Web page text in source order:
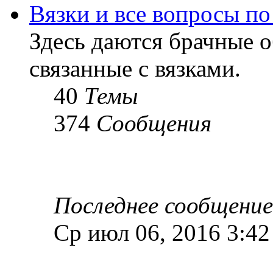
Вязки и все вопросы
Здесь даются брачные
связанные с вязками.
40 Темы
374 Сообщения
Последнее сообщение
Ср июл 06, 2016